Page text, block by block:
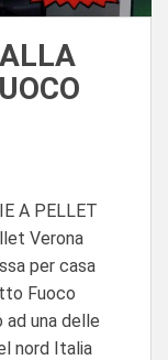
A PELLET
Verona
per casa
Fuoco
una delle
nord Italia